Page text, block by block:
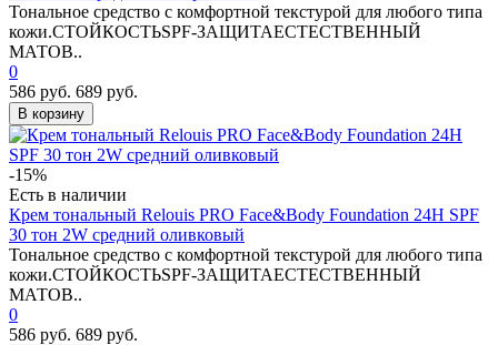
Тональное средство с комфортной текстурой для любого типа
кожи.СТОЙКОСТЬSPF-ЗАЩИТАЕСТЕСТВЕННЫЙ
МАТОВ..
0
586 руб. 689 руб.
В корзину
-15%
Есть в наличии
Крем тональный Relouis PRO Face&Body Foundation 24H SPF
30 тон 2W средний оливковый
Тональное средство с комфортной текстурой для любого типа
кожи.СТОЙКОСТЬSPF-ЗАЩИТАЕСТЕСТВЕННЫЙ
МАТОВ..
0
586 руб. 689 руб.